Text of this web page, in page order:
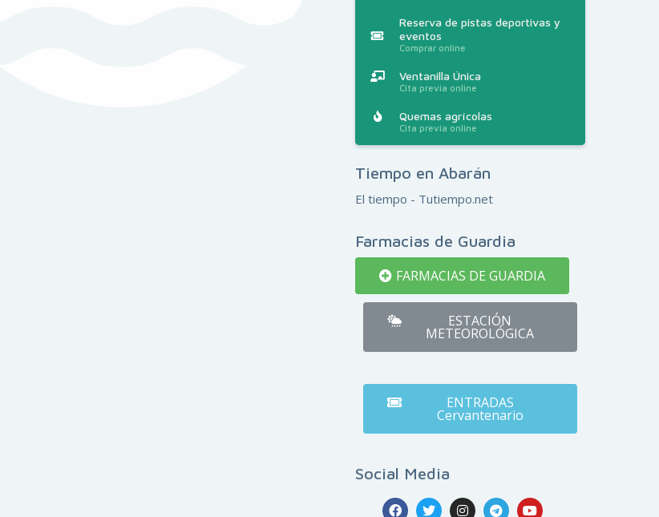
Reserva de pistas deportivas y
eventos
Comprar online
Ventanilla Única
Cita previa online
Quemas agrícolas
Cita previa online
Tiempo en Abarán
El tiempo - Tutiempo.net
Farmacias de Guardia
FARMACIAS DE GUARDIA
ESTACIÓN
METEOROLÓGICA
ENTRADAS
Cervantenario
Social Media